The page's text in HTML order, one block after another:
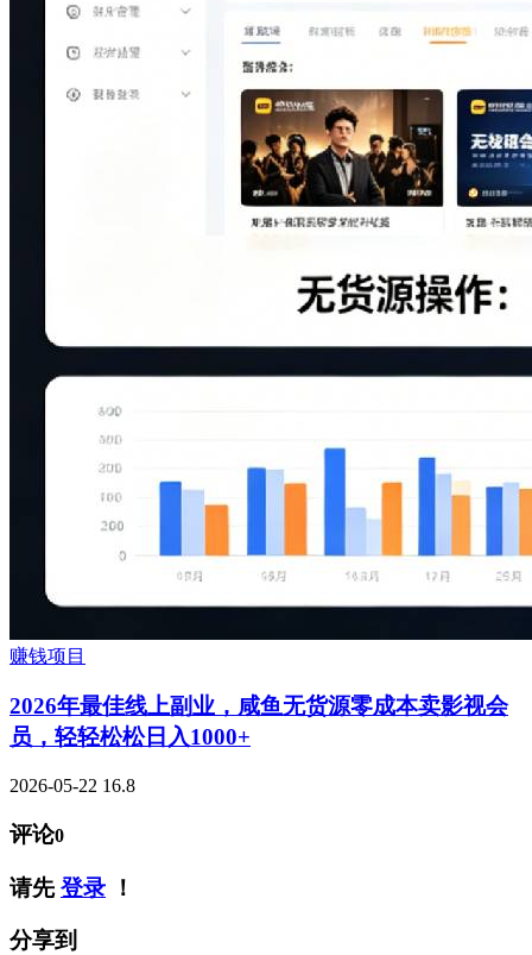
赚钱项目
2026年最佳线上副业，咸鱼无货源零成本卖影视会
员，轻轻松松日入1000+
2026-05-22 16.8
评论0
请先登录 ！
分享到